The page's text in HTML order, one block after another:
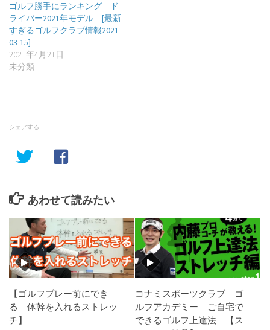
ゴルフ勝手にランキング ド
ライバー2021年モデル [最新
すぎるゴルフクラブ情報2021-
03-15]
2021年4月21日
未分類
シェアする
あわせて読みたい
【ゴルフプレー前にでき
る 体幹を入れるストレッ
チ】
コナミスポーツクラブ ゴ
ルフアカデミー ご自宅で
できるゴルフ上達法 【ス